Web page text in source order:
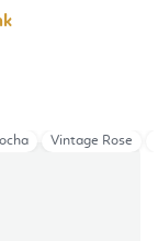
Vintage Rose